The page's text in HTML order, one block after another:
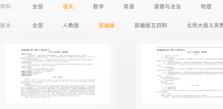
学科: 全部 语文 数学 英语 道德与法治 地理
版本: 全部 人教版 部编版 部编版五四制 北师大版义务